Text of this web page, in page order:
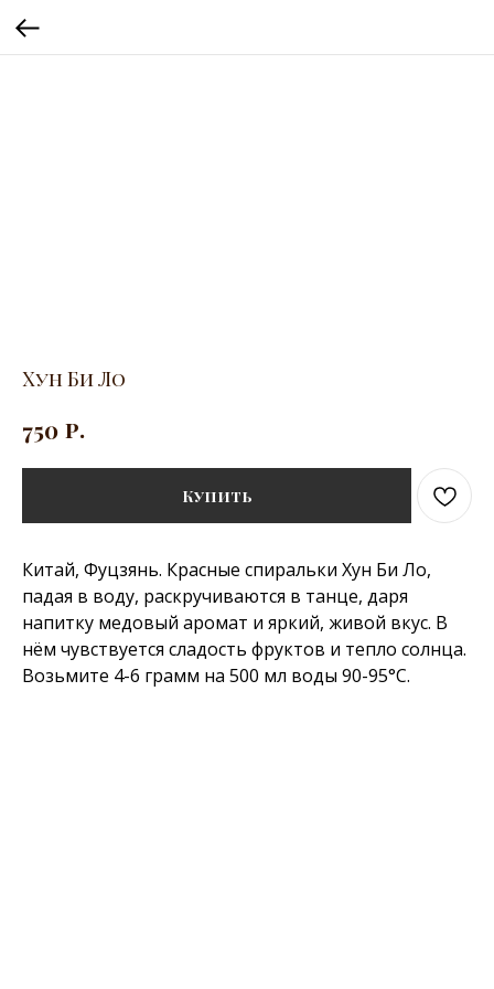
Хун Би Ло
750 р.
Купить
Китай, Фуцзянь. Красные спиральки Хун Би Ло,
падая в воду, раскручиваются в танце, даря
напитку медовый аромат и яркий, живой вкус. В
нём чувствуется сладость фруктов и тепло солнца.
Возьмите 4-6 грамм на 500 мл воды 90-95°C.